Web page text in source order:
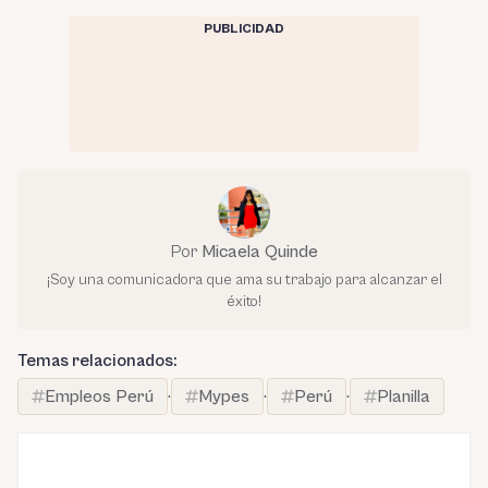
PUBLICIDAD
Por Micaela Quinde
¡Soy una comunicadora que ama su trabajo para alcanzar el
éxito!
Temas relacionados:
Empleos Perú
· Mypes · Perú · Planilla